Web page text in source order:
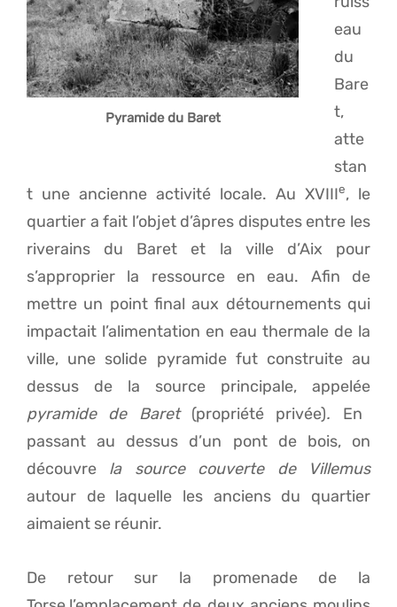
Pyramide du Baret
eau
du
Bare
t,
atte
stan
t une ancienne activité locale. Au XVIIIe, le
quartier a fait l’objet d’âpres disputes entre les
riverains du Baret et la ville d’Aix pour
s’approprier la ressource en eau. Afin de
mettre un point final aux détournements qui
impactait l’alimentation en eau thermale de la
ville, une solide pyramide fut construite au
dessus de la source principale, appelée
pyramide de
Baret (propriété privée). En
passant au dessus d’un pont de bois, on
découvre la source couverte de Villemus
autour de laquelle les anciens du quartier
aimaient se réunir.
De retour sur la promenade de la